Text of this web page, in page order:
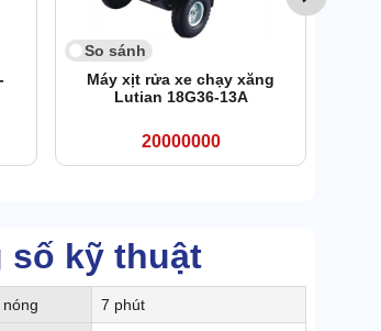
So sánh
Máy xịt rửa xe chạy xăng
Lutian 18G36-13A
20000000
số kỹ thuật
7 phút